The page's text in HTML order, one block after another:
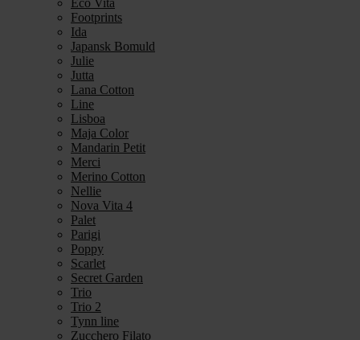
Eco Vita
Footprints
Ida
Japansk Bomuld
Julie
Jutta
Lana Cotton
Line
Lisboa
Maja Color
Mandarin Petit
Merci
Merino Cotton
Nellie
Nova Vita 4
Palet
Parigi
Poppy
Scarlet
Secret Garden
Trio
Trio 2
Tynn line
Zucchero Filato